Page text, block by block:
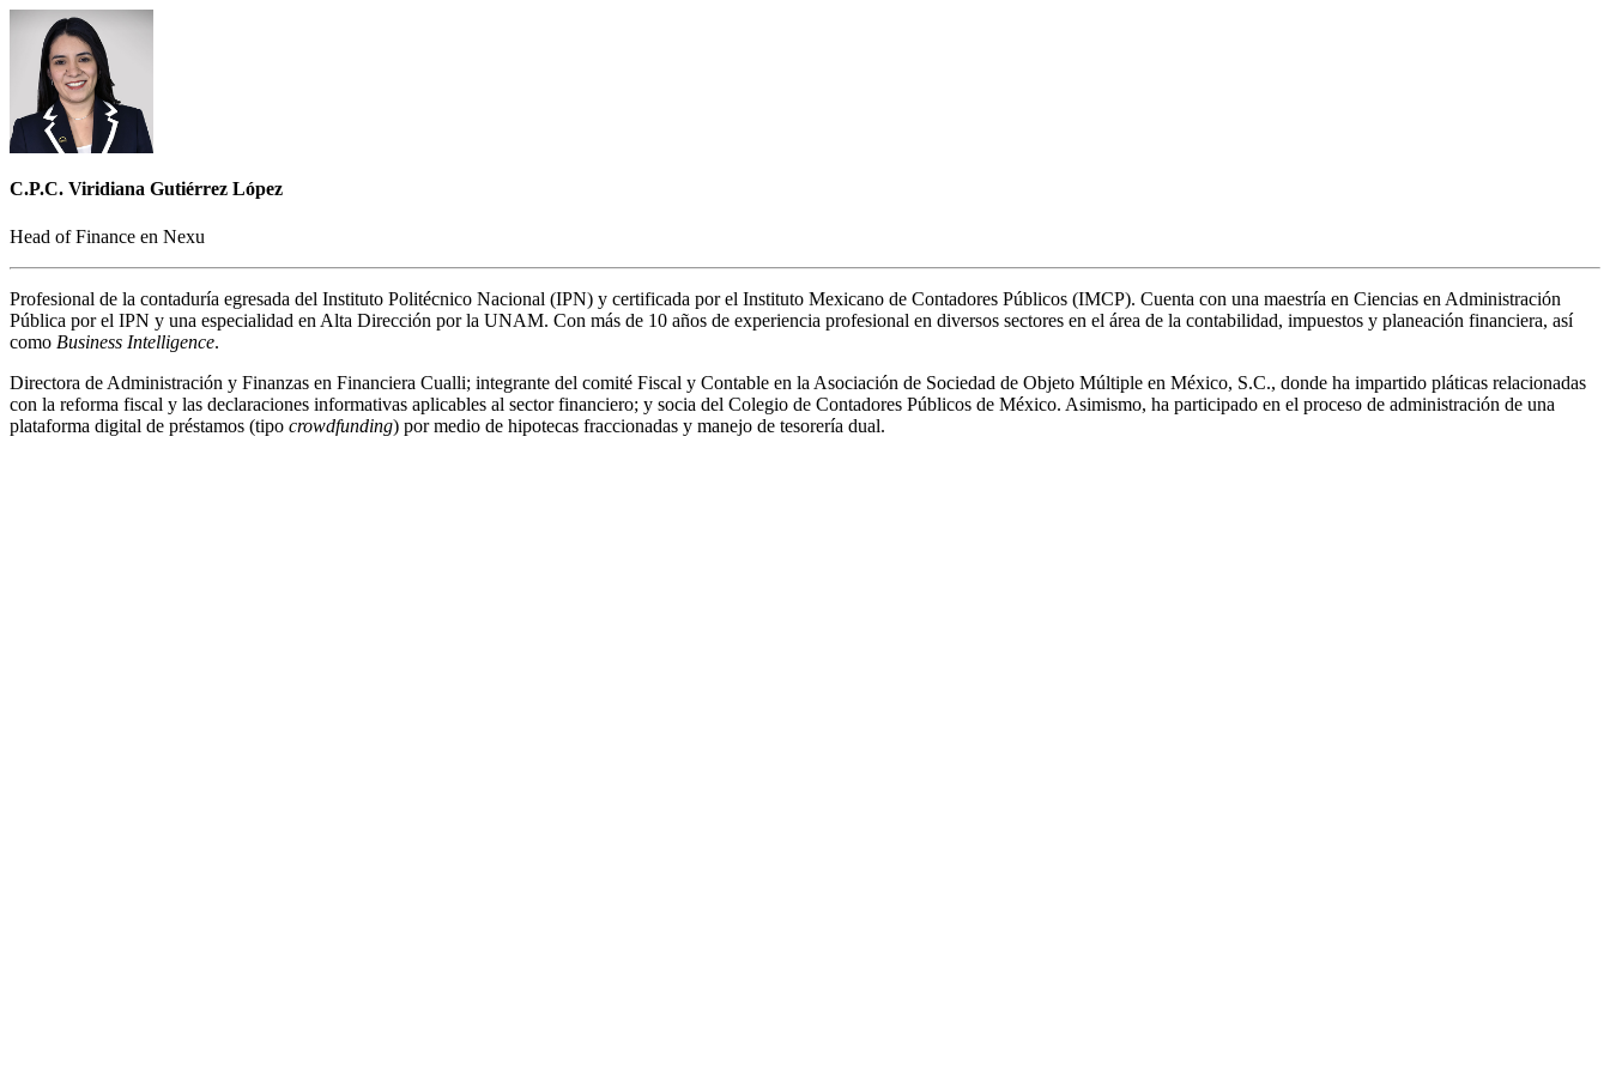
C.P.C. Viridiana Gutiérrez López
Head of Finance en Nexu
Profesional de la contaduría egresada del Instituto Politécnico Nacional (IPN) y certificada por el Instituto Mexicano de Contadores Públicos (IMCP). Cuenta con una maestría en Ciencias en Administración
Pública por el IPN y una especialidad en Alta Dirección por la UNAM. Con más de 10 años de experiencia profesional en diversos sectores en el área de la contabilidad, impuestos y planeación financiera, así
como Business Intelligence.
Directora de Administración y Finanzas en Financiera Cualli; integrante del comité Fiscal y Contable en la Asociación de Sociedad de Objeto Múltiple en México, S.C., donde ha impartido pláticas relacionadas
con la reforma fiscal y las declaraciones informativas aplicables al sector financiero; y socia del Colegio de Contadores Públicos de México. Asimismo, ha participado en el proceso de administración de una
plataforma digital de préstamos (tipo crowdfunding) por medio de hipotecas fraccionadas y manejo de tesorería dual.